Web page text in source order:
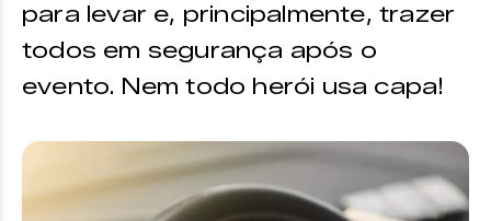
para levar e, principalmente, trazer
todos em segurança após o
evento. Nem todo herói usa capa!